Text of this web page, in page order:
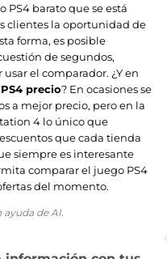
PS4 barato que se está
clientes la oportunidad de
forma, es posible
de segundos,
el comparador. ¿Y en
precio? En ocasiones se
a mejor precio, pero en la
4 lo único que
que cada tienda
siempre es interesante
comparar el juego PS4
del momento.
de AI.